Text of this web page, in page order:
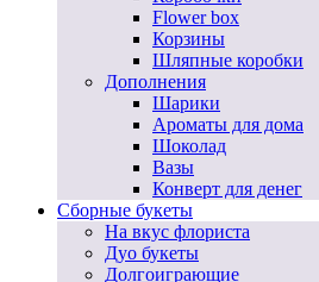
Flower box
Корзины
Шляпные коробки
Дополнения
Шарики
Ароматы для дома
Шоколад
Вазы
Конверт для денег
Сборные букеты
На вкус флориста
Дуо букеты
Долгоиграющие